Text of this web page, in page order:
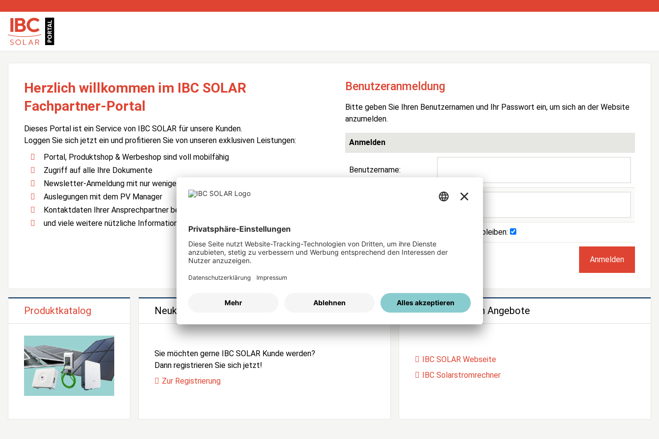
Herzlich willkommen im IBC SOLAR
Fachpartner-Portal
Dieses Portal ist ein Service von IBC SOLAR für unsere Kunden.
Loggen Sie sich jetzt ein und profitieren Sie von unseren exklusiven Leistungen:
Portal, Produktshop & Werbeshop sind voll mobilfähig
Zugriff auf alle Ihre Dokumente
Newsletter-Anmeldung mit nur wenigen Klicks
Auslegungen mit dem PV Manager
Kontaktdaten Ihrer Ansprechpartner bei IBC SOLAR
und viele weitere nützliche Informationen und Services
Benutzeranmeldung
Bitte geben Sie Ihren Benutzernamen und Ihr Passwort ein, um sich an der Website
anzumelden.
Anmelden
Benutzername:
Angemeldet bleiben:
Passwort vergessen?
Produktkatalog Neukunden Registrierung
Sie möchten gerne IBC SOLAR Kunde werden?
Dann registrieren Sie sich jetzt!
Zur Registrierung
Unsere weiteren Angebote
IBC SOLAR Webseite
IBC Solarstromrechner